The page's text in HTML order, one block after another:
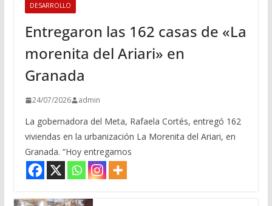
DESARROLLO
Entregaron las 162 casas de «La
morenita del Ariari» en
Granada
24/07/2026 admin
La gobernadora del Meta, Rafaela Cortés, entregó 162
viviendas en la urbanización La Morenita del Ariari, en
Granada. “Hoy entregamos